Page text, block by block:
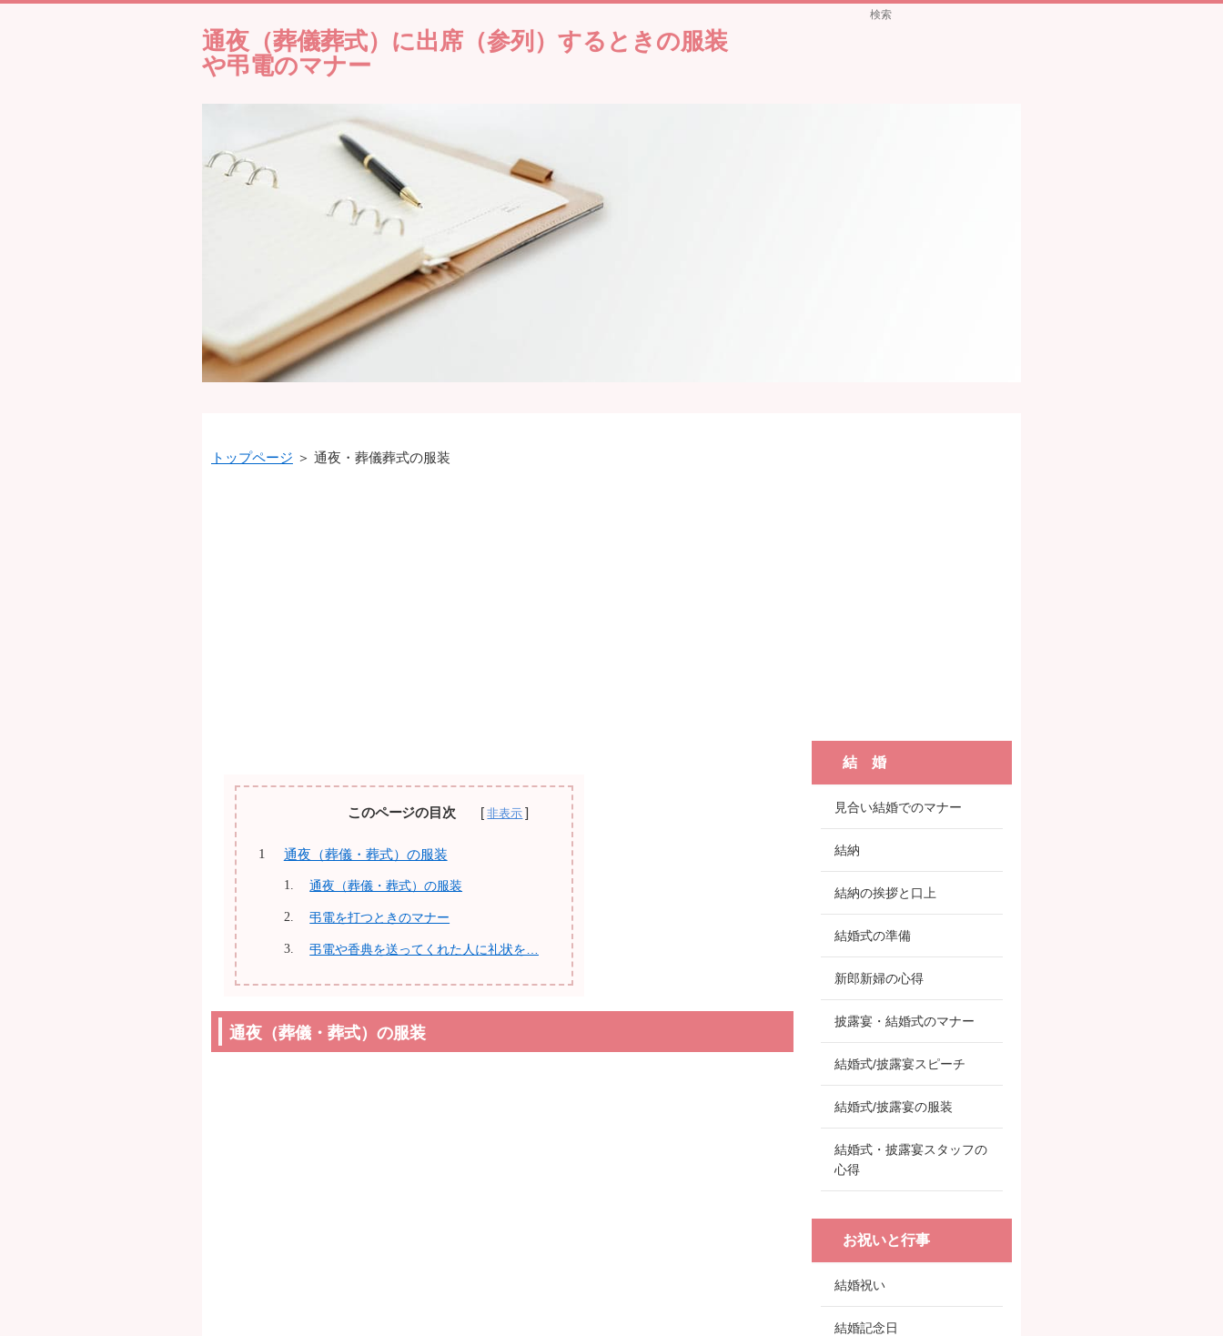
通夜（葬儀葬式）に出席（参列）するときの服装
や弔電のマナー
トップページ ＞ 通夜・葬儀葬式の服装
このページの目次
通夜（葬儀・葬式）の服装
通夜（葬儀・葬式）の服装
弔電を打つときのマナー
弔電や香典を送ってくれた人に礼状を…
通夜（葬儀・葬式）の服装
結 婚
見合い結婚でのマナー
結納
結納の挨拶と口上
結婚式の準備
新郎新婦の心得
披露宴・結婚式のマナー
結婚式/披露宴スピーチ
結婚式/披露宴の服装
結婚式・披露宴スタッフの
心得
お祝いと行事
結婚祝い
結婚記念日